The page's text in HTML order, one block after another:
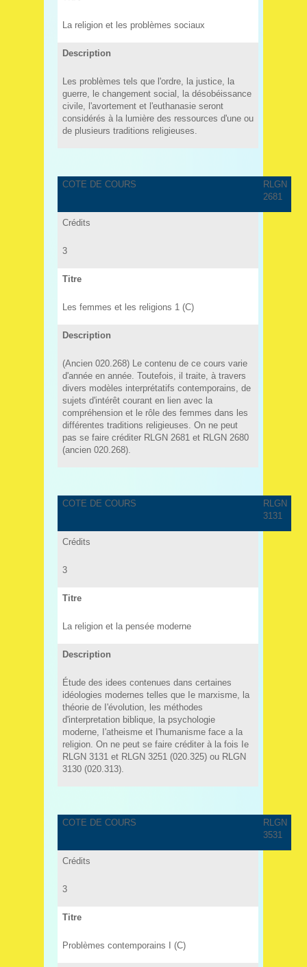
La religion et les problèmes sociaux
Description
Les problèmes tels que l'ordre, la justice, la
guerre, le changement social, la désobéissance
civile, l'avortement et l'euthanasie seront
considérés à la lumière des ressources d'une ou
de plusieurs traditions religieuses.
COTE DE COURS
RLGN
2681
Crédits
3
Titre
Les femmes et les religions 1 (C)
Description
(Ancien 020.268) Le contenu de ce cours varie
d'année en année. Toutefois, il traite, à travers
divers modèles interprétatifs contemporains, de
sujets d'intérêt courant en lien avec la
compréhension et le rôle des femmes dans les
différentes traditions religieuses. On ne peut
pas se faire créditer RLGN 2681 et RLGN 2680
(ancien 020.268).
COTE DE COURS
RLGN
3131
Crédits
3
Titre
La religion et la pensée moderne
Description
Étude des idees contenues dans certaines
idéologies modernes telles que Ie marxisme, la
théorie de I'évolution, les méthodes
d'interpretation biblique, la psychologie
moderne, I'atheisme et I'humanisme face a la
religion. On ne peut se faire créditer à la fois Ie
RLGN 3131 et RLGN 3251 (020.325) ou RLGN
3130 (020.313).
COTE DE COURS
RLGN
3531
Crédits
3
Titre
Problèmes contemporains I (C)